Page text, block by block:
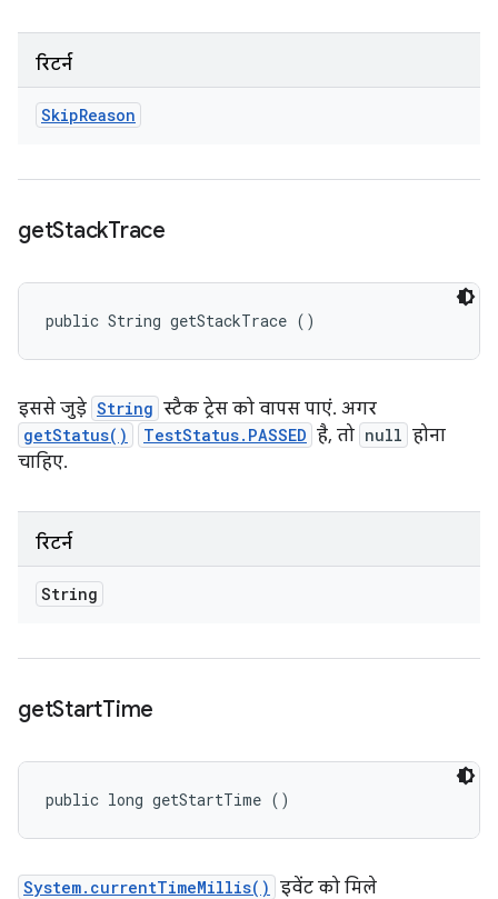
रिटर्न
SkipReason
getStackTrace
public String getStackTrace ()
इससे जुड़े String स्टैक ट्रेस को वापस पाएं. अगर
getStatus() TestStatus.PASSED है, तो null होना
चाहिए.
रिटर्न
String
getStartTime
public long getStartTime ()
System.currentTimeMillis() इवेंट को मिले